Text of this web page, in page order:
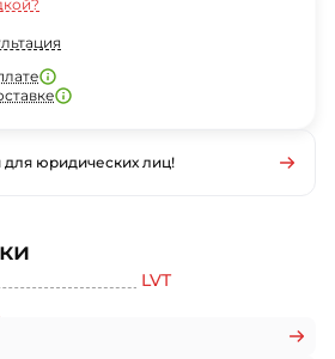
LVT
юридических лиц!